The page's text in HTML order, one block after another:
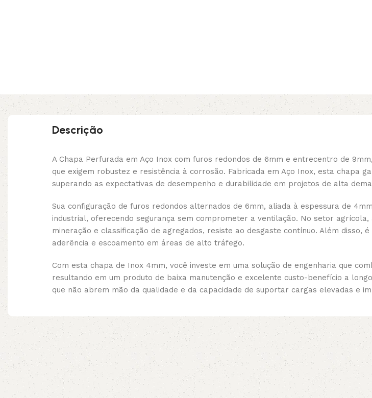
Descrição
A Chapa Perfurada em Aço Inox com furos redondos de 6mm e entrecentro de
que exigem robustez e resistência à corrosão. Fabricada em Aço Inox, esta chapa
superando as expectativas de desempenho e durabilidade em projetos de alta
Sua configuração de furos redondos alternados de 6mm, aliada à espessura de
industrial, oferecendo segurança sem comprometer a ventilação. No setor
mineração e classificação de agregados, resiste ao desgaste contínuo. Além disso,
aderência e escoamento em áreas de alto tráfego.
Com esta chapa de Inox 4mm, você investe em uma solução de engenharia que
resultando em um produto de baixa manutenção e excelente custo-benefício a
que não abrem mão da qualidade e da capacidade de suportar cargas elevadas e